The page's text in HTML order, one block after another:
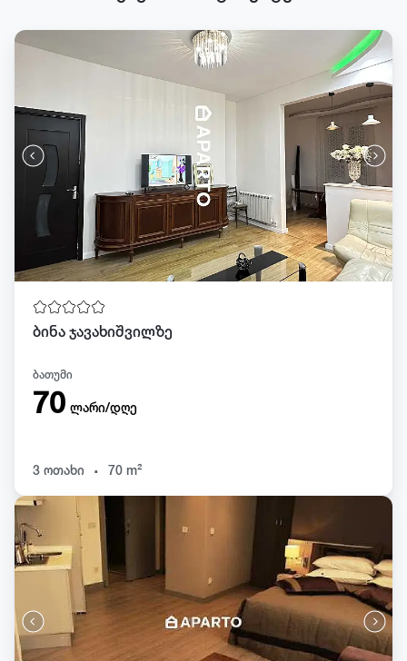
ბინა ჯავახიშვილზე
ბათუმი
70 ლარი/დღე
3 ოთახი . 70 m²